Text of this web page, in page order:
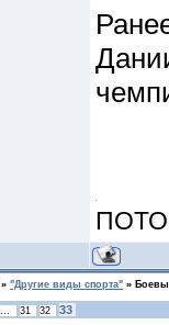
» "Другие виды спорта" »
… 31 32 33